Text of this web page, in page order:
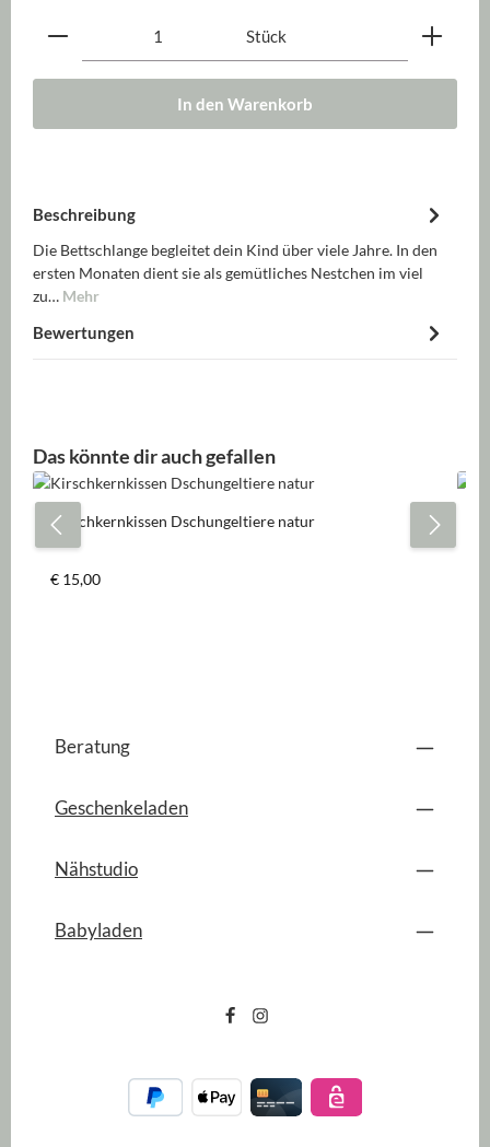
Produkt Anzahl: Gib den gewünschten Wert ein
Stück
In den Warenkorb
Beschreibung
Die Bettschlange begleitet dein Kind über viele Jahre. In den
ersten Monaten dient sie als gemütliches Nestchen im viel
zu… Mehr
Bewertungen
Produktgalerie überspringen
Das könnte dir auch gefallen
Kirschkernkissen Dschungeltiere natur
Regulärer Preis:
€ 15,00
Beratung
Geschenkeladen
Nähstudio
Babyladen